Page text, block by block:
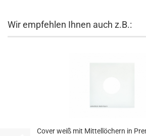
Wir empfehlen Ihnen auch z.B.:
Cover weiß mit Mittellöchern in